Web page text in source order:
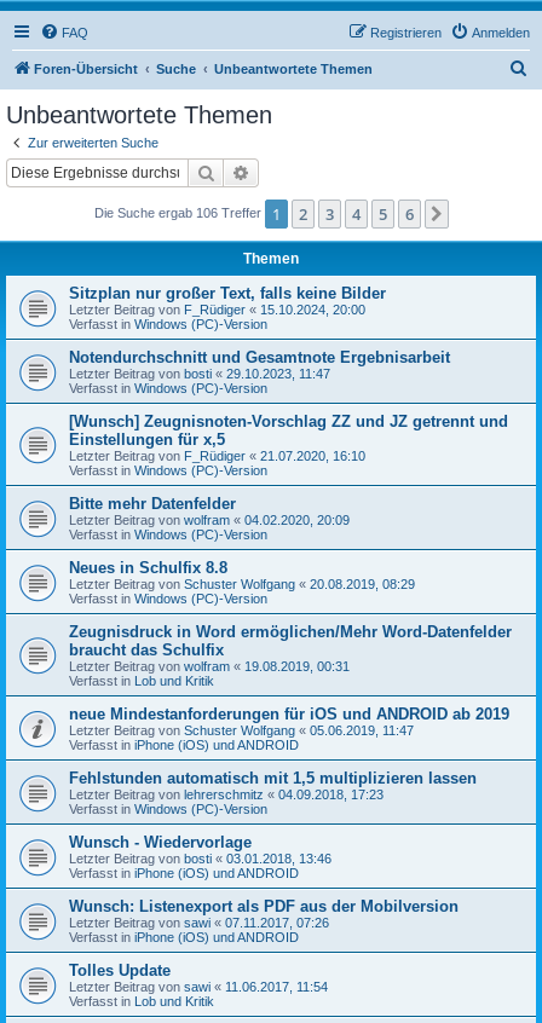
FAQ Anmelden
Registrieren
Foren-Übersicht Suche Unbeantwortete Themen
Unbeantwortete Themen
Zur erweiterten Suche
Suche
Die Suche ergab 106 Treffer 1 2 3 4 5 6
Themen
Sitzplan nur großer Text, falls keine Bilder
Letzter Beitrag von F_Rüdiger « 15.10.2024, 20:00
Verfasst in Windows (PC)-Version
Notendurchschnitt und Gesamtnote Ergebnisarbeit
Letzter Beitrag von bosti « 29.10.2023, 11:47
Verfasst in Windows (PC)-Version
[Wunsch] Zeugnisnoten-Vorschlag ZZ und JZ getrennt und
Einstellungen für x,5
Letzter Beitrag von F_Rüdiger « 21.07.2020, 16:10
Verfasst in Windows (PC)-Version
Bitte mehr Datenfelder
Letzter Beitrag von wolfram « 04.02.2020, 20:09
Verfasst in Windows (PC)-Version
Neues in Schulfix 8.8
Letzter Beitrag von Schuster Wolfgang « 20.08.2019, 08:29
Verfasst in Windows (PC)-Version
Zeugnisdruck in Word ermöglichen/Mehr Word-Datenfelder
braucht das Schulfix
Letzter Beitrag von wolfram « 19.08.2019, 00:31
Verfasst in Lob und Kritik
neue Mindestanforderungen für iOS und ANDROID ab 2019
Letzter Beitrag von Schuster Wolfgang « 05.06.2019, 11:47
Verfasst in iPhone (iOS) und ANDROID
Fehlstunden automatisch mit 1,5 multiplizieren lassen
Letzter Beitrag von lehrerschmitz « 04.09.2018, 17:23
Verfasst in Windows (PC)-Version
Wunsch - Wiedervorlage
Letzter Beitrag von bosti « 03.01.2018, 13:46
Verfasst in iPhone (iOS) und ANDROID
Wunsch: Listenexport als PDF aus der Mobilversion
Letzter Beitrag von sawi « 07.11.2017, 07:26
Verfasst in iPhone (iOS) und ANDROID
Tolles Update
Letzter Beitrag von sawi « 11.06.2017, 11:54
Verfasst in Lob und Kritik